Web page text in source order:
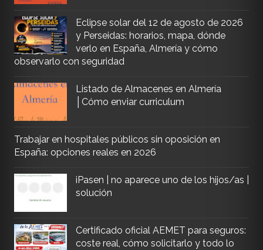
Eclipse solar del 12 de agosto de 2026
y Perseidas: horarios, mapa, dónde
verlo en España, Almería y cómo
observarlo con seguridad
Listado de Almacenes en Almería
│Cómo enviar curriculum
Trabajar en hospitales públicos sin oposición en
España: opciones reales en 2026
iPasen | no aparece uno de los hijos/as |
solución
Certificado oficial AEMET para seguros:
coste real, cómo solicitarlo y todo lo